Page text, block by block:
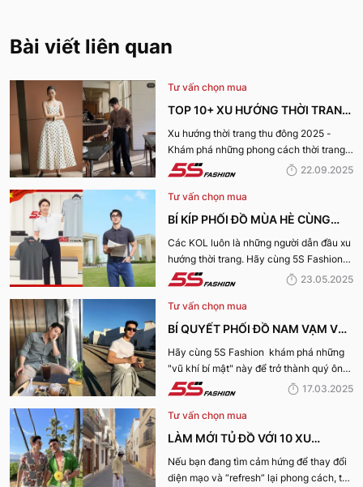
Bài viết liên quan
Tư vấn chọn mua
TOP 10+ XU HƯỚNG THỜI TRANG
THU ĐÔNG 2025 TRENDY, GÂY
BÃO
Xu hướng thời trang thu đông 2025 -
Khám phá những phong cách thời trang
“làm mưa làm gió” từ sàn runway đến
22.09.2025
Tư vấn chọn mua
BÍ KÍP PHỐI ĐỒ MÙA HÈ CÙNG
KOL 5S FASHION: STYLE THU HÚT
CHO MỌI CHÀNG TRAI
Các KOL luôn là những người dẫn đầu xu
hướng thời trang. Hãy cùng 5S Fashion
điểm qua những bí kíp phối đồ mùa hè
23.05.2025
Tư vấn chọn mua
BÍ QUYẾT PHỐI ĐỒ NAM VẠM VỠ
ĐẸP, THU HÚT PHÁI NỮ
Hãy cùng 5S Fashion khám phá những
"vũ khí bí mật" này để trở thành quý ông
thu hút nhờ “tận dụng” triệt để những ưu
nhé:
17.03.2025
Tư vấn chọn mua
LÀM MỚI TỦ ĐỒ VỚI 10 XU
HƯỚNG THỜI TRANG HOT NHẤT
MÙA HÈ 2025
Nếu bạn đang tìm cảm hứng để thay đổi
diện mạo và “refresh” lại phong cách, thì